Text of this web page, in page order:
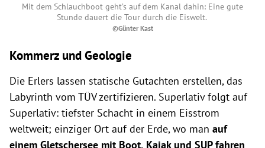
Mit dem Schlauchboot geht’s auf dem Kanal dahin: Eine gute
Stunde dauert die Tour durch die Eiswelt.
©Günter Kast
Kommerz und Geologie
Die Erlers lassen statische Gutachten erstellen, das
Labyrinth vom TÜV zertifizieren. Superlativ folgt auf
Superlativ: tiefster Schacht in einem Eisstrom
weltweit; einziger Ort auf der Erde, wo man auf
einem Gletschersee mit Boot, Kajak und SUP fahren